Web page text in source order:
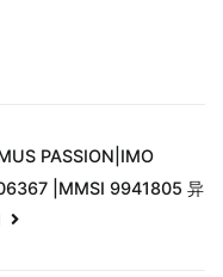
PASSION|IMO
|MMSI 9941805 异